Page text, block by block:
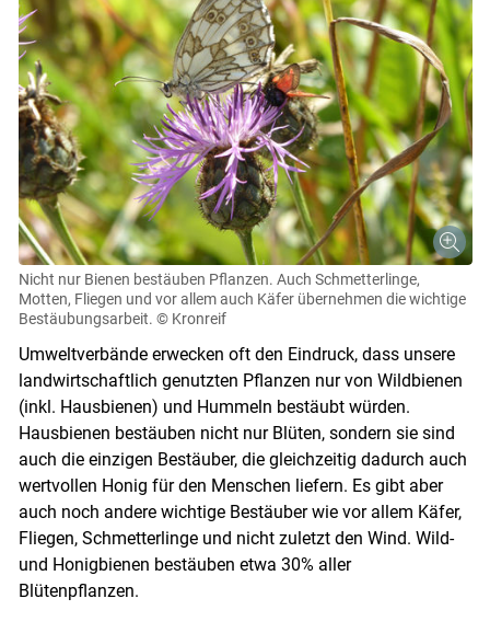
Nicht nur Bienen bestäuben Pflanzen. Auch Schmetterlinge,
Motten, Fliegen und vor allem auch Käfer übernehmen die wichtige
Bestäubungsarbeit. © Kronreif
Umweltverbände erwecken oft den Eindruck, dass unsere
landwirtschaftlich genutzten Pflanzen nur von Wildbienen
(inkl. Hausbienen) und Hummeln bestäubt würden.
Hausbienen bestäuben nicht nur Blüten, sondern sie sind
auch die einzigen Bestäuber, die gleichzeitig dadurch auch
wertvollen Honig für den Menschen liefern. Es gibt aber
auch noch andere wichtige Bestäuber wie vor allem Käfer,
Fliegen, Schmetterlinge und nicht zuletzt den Wind. Wild-
und Honigbienen bestäuben etwa 30% aller
Blütenpflanzen.